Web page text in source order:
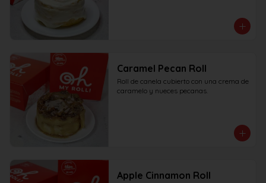
Caramel Pecan Roll
Roll de canela cubierto con una crema de
caramelo y nueces pecanas.
Apple Cinnamon Roll